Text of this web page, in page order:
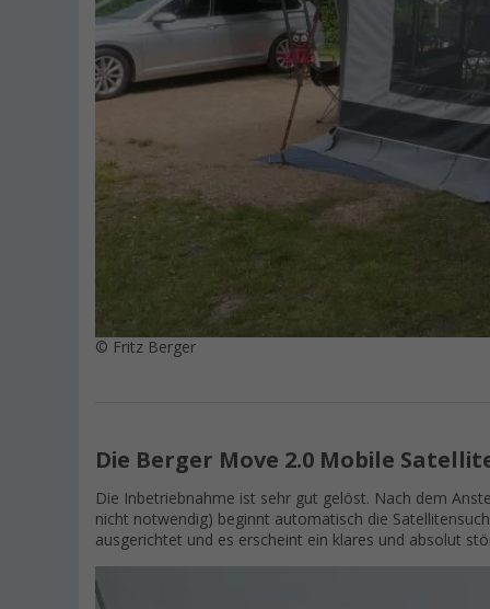
© Fritz Berger
Die Berger Move 2.0 Mobile
Die Inbetriebnahme ist sehr gut gelöst. Nach dem
nicht notwendig) beginnt automatisch die
ausgerichtet und es erscheint ein klares und absolut